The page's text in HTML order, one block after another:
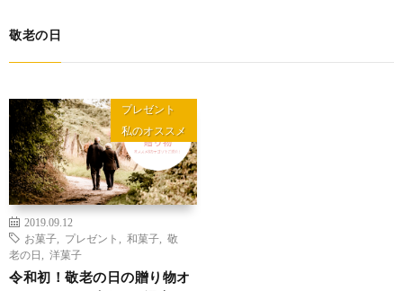
敬老の日
プレゼント
私のオススメ
2019.09.12
お菓子
プレゼント 和菓子
敬
老の日
洋菓子
令和初！敬老の日の贈り物オ